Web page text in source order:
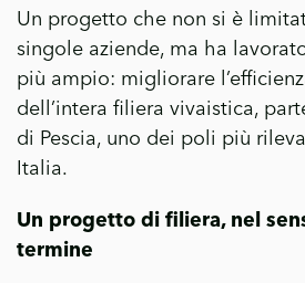
Un progetto che non si è
singole aziende, ma ha
più ampio: migliorare
dell’intera filiera vivaistica,
di Pescia, uno dei poli più
Italia.
Un progetto di filiera, nel
termine